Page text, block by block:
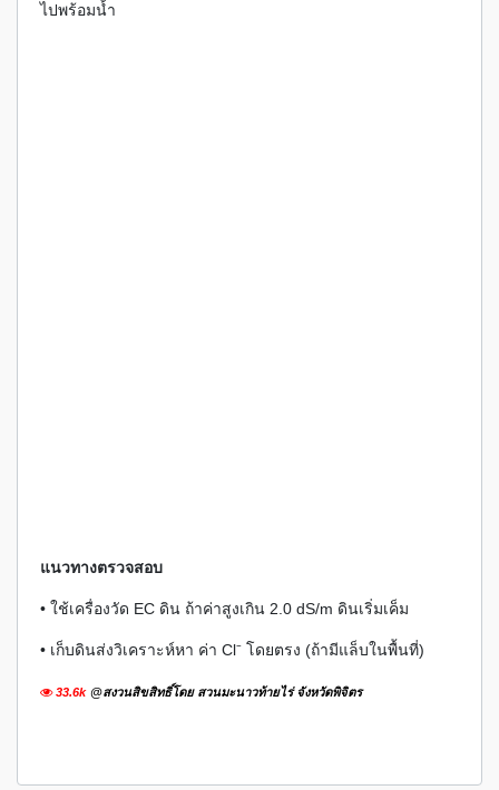
ไปพร้อมน้ำ
แนวทางตรวจสอบ
• ใช้เครื่องวัด EC ดิน ถ้าค่าสูงเกิน 2.0 dS/m ดินเริ่มเค็ม
• เก็บดินส่งวิเคราะห์หา ค่า Cl⁻ โดยตรง (ถ้ามีแล็บในพื้นที่)
33.6k @สงวนสิขสิทธิ์โดย สวนมะนาวท้ายไร่ จังหวัดพิจิตร